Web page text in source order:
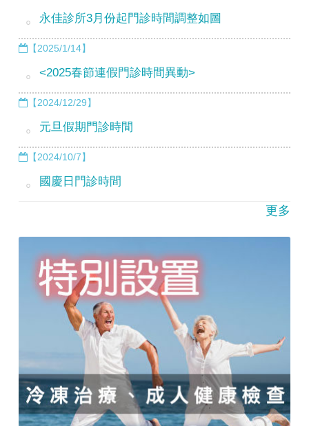
永佳診所3月份起門診時間調整如圖
【2025/1/14】
<2025春節連假門診時間異動>
【2024/12/29】
元旦假期門診時間
【2024/10/7】
國慶日門診時間
更多